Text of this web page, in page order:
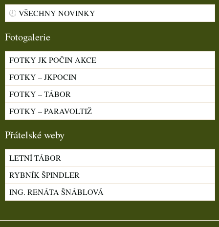
VŠECHNY NOVINKY
Fotogalerie
FOTKY JK POČIN AKCE
FOTKY – JKPOCIN
FOTKY – TÁBOR
FOTKY – PARAVOLTIŽ
Přátelské weby
LETNÍ TÁBOR
RYBNÍK ŠPINDLER
ING. RENÁTA ŠNÁBLOVÁ